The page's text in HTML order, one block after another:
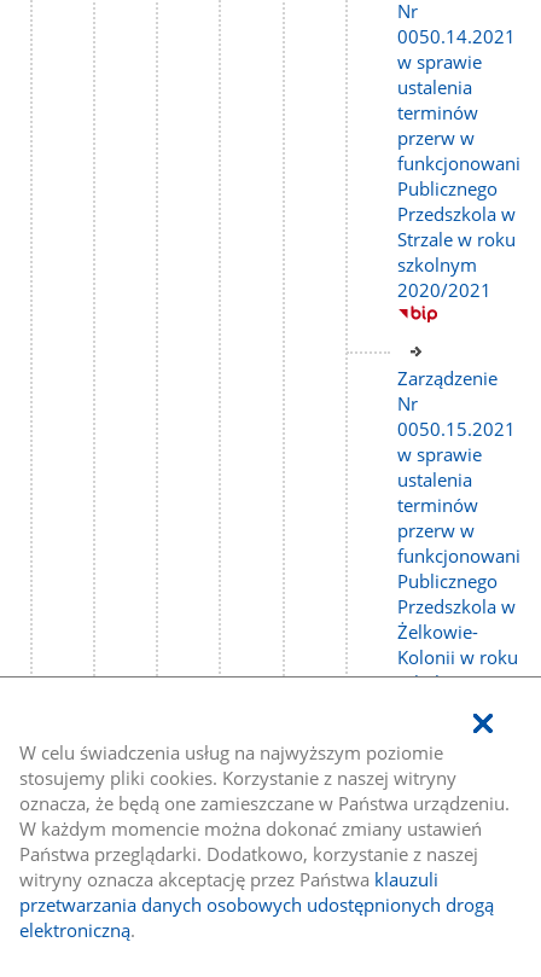
W celu świadczenia usług na najwyższym poziomie
stosujemy pliki cookies. Korzystanie z naszej witryny
oznacza, że będą one zamieszczane w Państwa urządzeniu.
W każdym momencie można dokonać zmiany ustawień
Państwa przeglądarki. Dodatkowo, korzystanie z naszej
witryny oznacza akceptację przez Państwa klauzuli
przetwarzania danych osobowych udostępnionych drogą
elektroniczną.
Nr
0050.14.2021
w sprawie
ustalenia
terminów
przerw w
funkcjonowaniu
Publicznego
Przedszkola w
Strzale w roku
szkolnym
2020/2021
do
Zarządzenie
Nr
0050.15.2021
w sprawie
ustalenia
terminów
przerw w
funkcjonowaniu
Publicznego
Przedszkola w
Żelkowie-
Kolonii w roku
szkolnym
do
strony
Zarządzenie
Nr
0050.16.2021
w sprawie
sporządzenia i
podania do